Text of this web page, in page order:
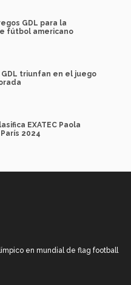
GDL para la
fútbol americano
GDL triunfan en el juego
EXATEC Paola
2024
en mundial de flag football